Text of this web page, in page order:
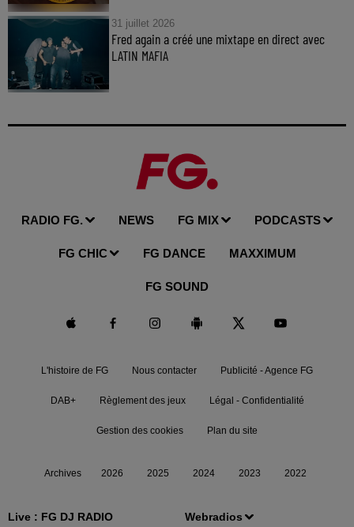
Live : FG DJ RADIO Webradios
31 juillet 2026
Fred again a créé une mixtape en direct avec
LATIN MAFIA
RADIO FG. NEWS FG MIX PODCASTS
FG CHIC FG DANCE MAXXIMUM
FG SOUND
L'histoire de FG Nous contacter Publicité - Agence FG
DAB+ Règlement des jeux Légal - Confidentialité
Gestion des cookies Plan du site
Archives 2026 2025 2024 2023 2022